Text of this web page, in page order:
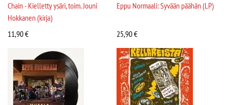
Chain - Kielletty ysäri, toim. Jouni
Hokkanen (kirja)
11,90€
Eppu Normaali: Syvään päähän (LP)
25,90€